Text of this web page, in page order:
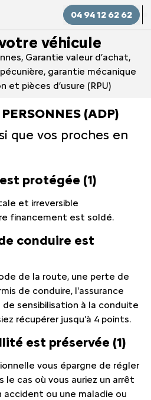
04 94 12 62 62
véhicule
Garantie valeur d’achat,
garantie mécanique
et pièces d’usure (RPU)
(ADP)
que vos proches en
protégée (1)
et irreversible
financement est soldé.
conduire est
de la route, une perte de
de conduire, l'assurance
sensibilisation à la conduite
récupérer jusqu'à 4 points.
est préservée (1)
vous épargne de régler
le cas où vous auriez un arrêt
accident ou une maladie ou